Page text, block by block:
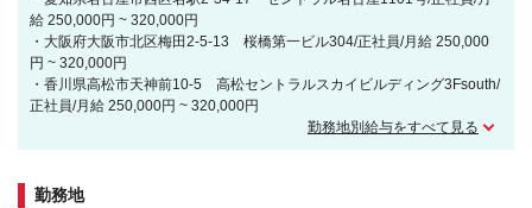
給 250,000円 ~ 320,000円
・大阪府大阪市北区梅田2-5-13 桜橋第一ビル304/正社員/月給 250,000
円 ~ 320,000円
・香川県高松市天神前10-5 高松セントラルスカイビルディング3Fsouth/
正社員/月給 250,000円 ~ 320,000円
勤務地別給与をすべて見る
勤務地